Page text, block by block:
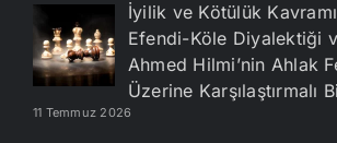
İyilik ve Kötülük
Efendi-Köle Diyalektiği
Ahmed Hilmi’nin Ahlak
Üzerine Karşılaştırmalı
11 Temmuz 2026